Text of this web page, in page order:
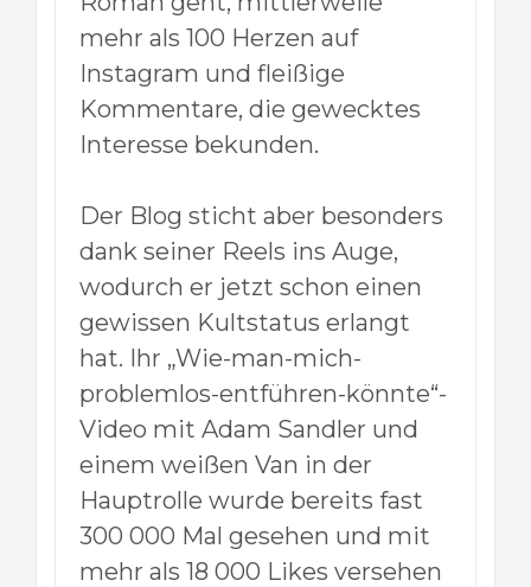
mehr als 100 Herzen auf
Instagram und fleißige
Kommentare, die gewecktes
Interesse bekunden.
Der Blog sticht aber besonders
dank seiner Reels ins Auge,
wodurch er jetzt schon einen
gewissen Kultstatus erlangt
hat. Ihr „Wie-man-mich-
problemlos-entführen-könnte“-
Video mit Adam Sandler und
einem weißen Van in der
Hauptrolle wurde bereits fast
300 000 Mal gesehen und mit
mehr als 18 000 Likes versehen